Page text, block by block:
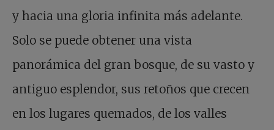
y hacia una gloria infinita más adelante.
Solo se puede obtener una vista
panorámica del gran bosque, de su vasto y
antiguo esplendor, sus retoños que crecen
en los lugares quemados, de los valles